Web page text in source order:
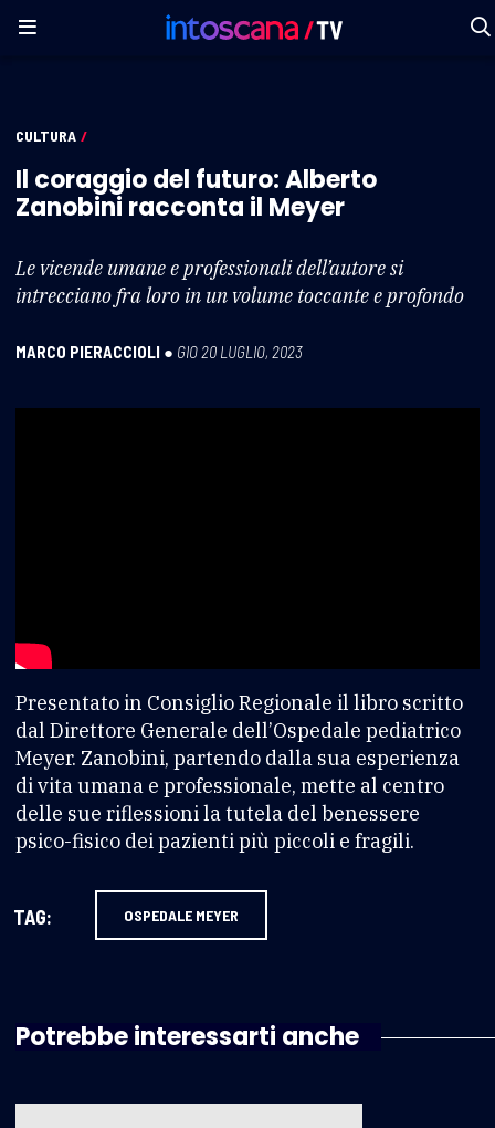
CULTURA /
Il coraggio del futuro: Alberto
Zanobini racconta il Meyer
Le vicende umane e professionali dell’autore si
intrecciano fra loro in un volume toccante e profondo
MARCO PIERACCIOLI ● GIO 20 LUGLIO, 2023
Presentato in Consiglio Regionale il libro scritto
dal Direttore Generale dell’Ospedale pediatrico
Meyer. Zanobini, partendo dalla sua esperienza
di vita umana e professionale, mette al centro
delle sue riflessioni la tutela del benessere
psico-fisico dei pazienti più piccoli e fragili.
TAG: OSPEDALE MEYER
Potrebbe interessarti anche